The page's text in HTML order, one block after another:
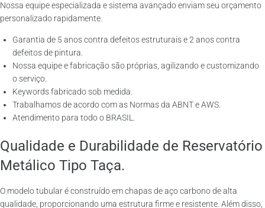
Nossa equipe especializada e sistema avançado enviam seu orçamento
personalizado rapidamente.
Garantia de 5 anos contra defeitos estruturais e 2 anos contra
defeitos de pintura.
Nossa equipe e fabricação são próprias, agilizando e customizando
o serviço.
Keywords fabricado sob medida.
Trabalhamos de acordo com as Normas da ABNT e AWS.
Atendimento para todo o BRASIL.
Qualidade e Durabilidade de Reservatório
Metálico Tipo Taça.
O modelo tubular é construído em chapas de aço carbono de alta
qualidade, proporcionando uma estrutura firme e resistente. Além disso,